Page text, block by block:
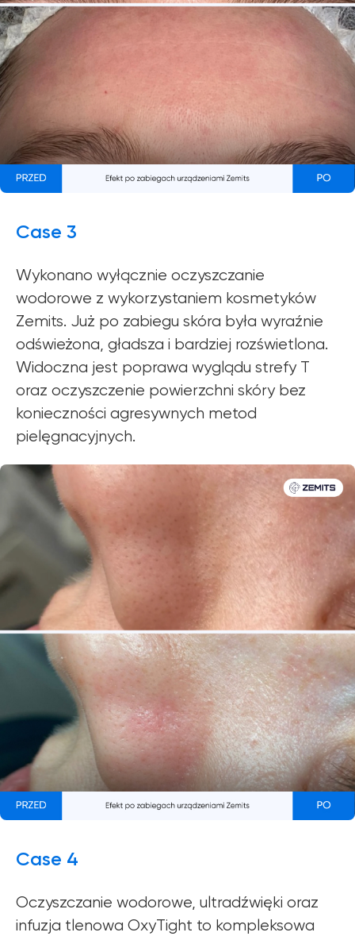
Case 3
Wykonano wyłącznie oczyszczanie
wodorowe z wykorzystaniem kosmetyków
Zemits. Już po zabiegu skóra była wyraźnie
odświeżona, gładsza i bardziej rozświetlona.
Widoczna jest poprawa wyglądu strefy T
oraz oczyszczenie powierzchni skóry bez
konieczności agresywnych metod
pielęgnacyjnych.
Case 4
Oczyszczanie wodorowe, ultradźwięki oraz
infuzja tlenowa OxyTight to kompleksowa